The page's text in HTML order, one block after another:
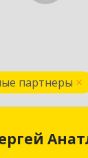
партнеры
Сергей